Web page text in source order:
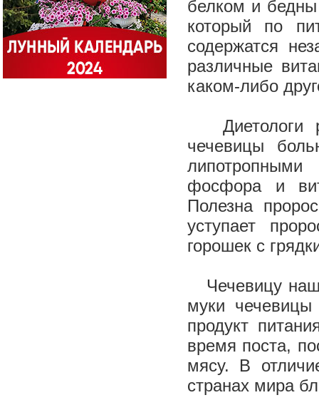
белком и
который по
содержатся
различные
каком-либо
Диетологи
чечевицы
липотропными
фосфора и
Полезна
уступает
горошек с
Чечевицу
муки
продукт
время поста,
мясу. В
странах мира